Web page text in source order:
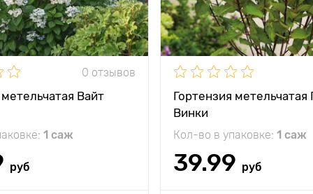
0 отзывов
Вайт
1 саж
руб
Гортензия метельчатая
Винки
Кол-во в упаковке: 1 саж
39.99 руб
Местоположение
Морозостойкость